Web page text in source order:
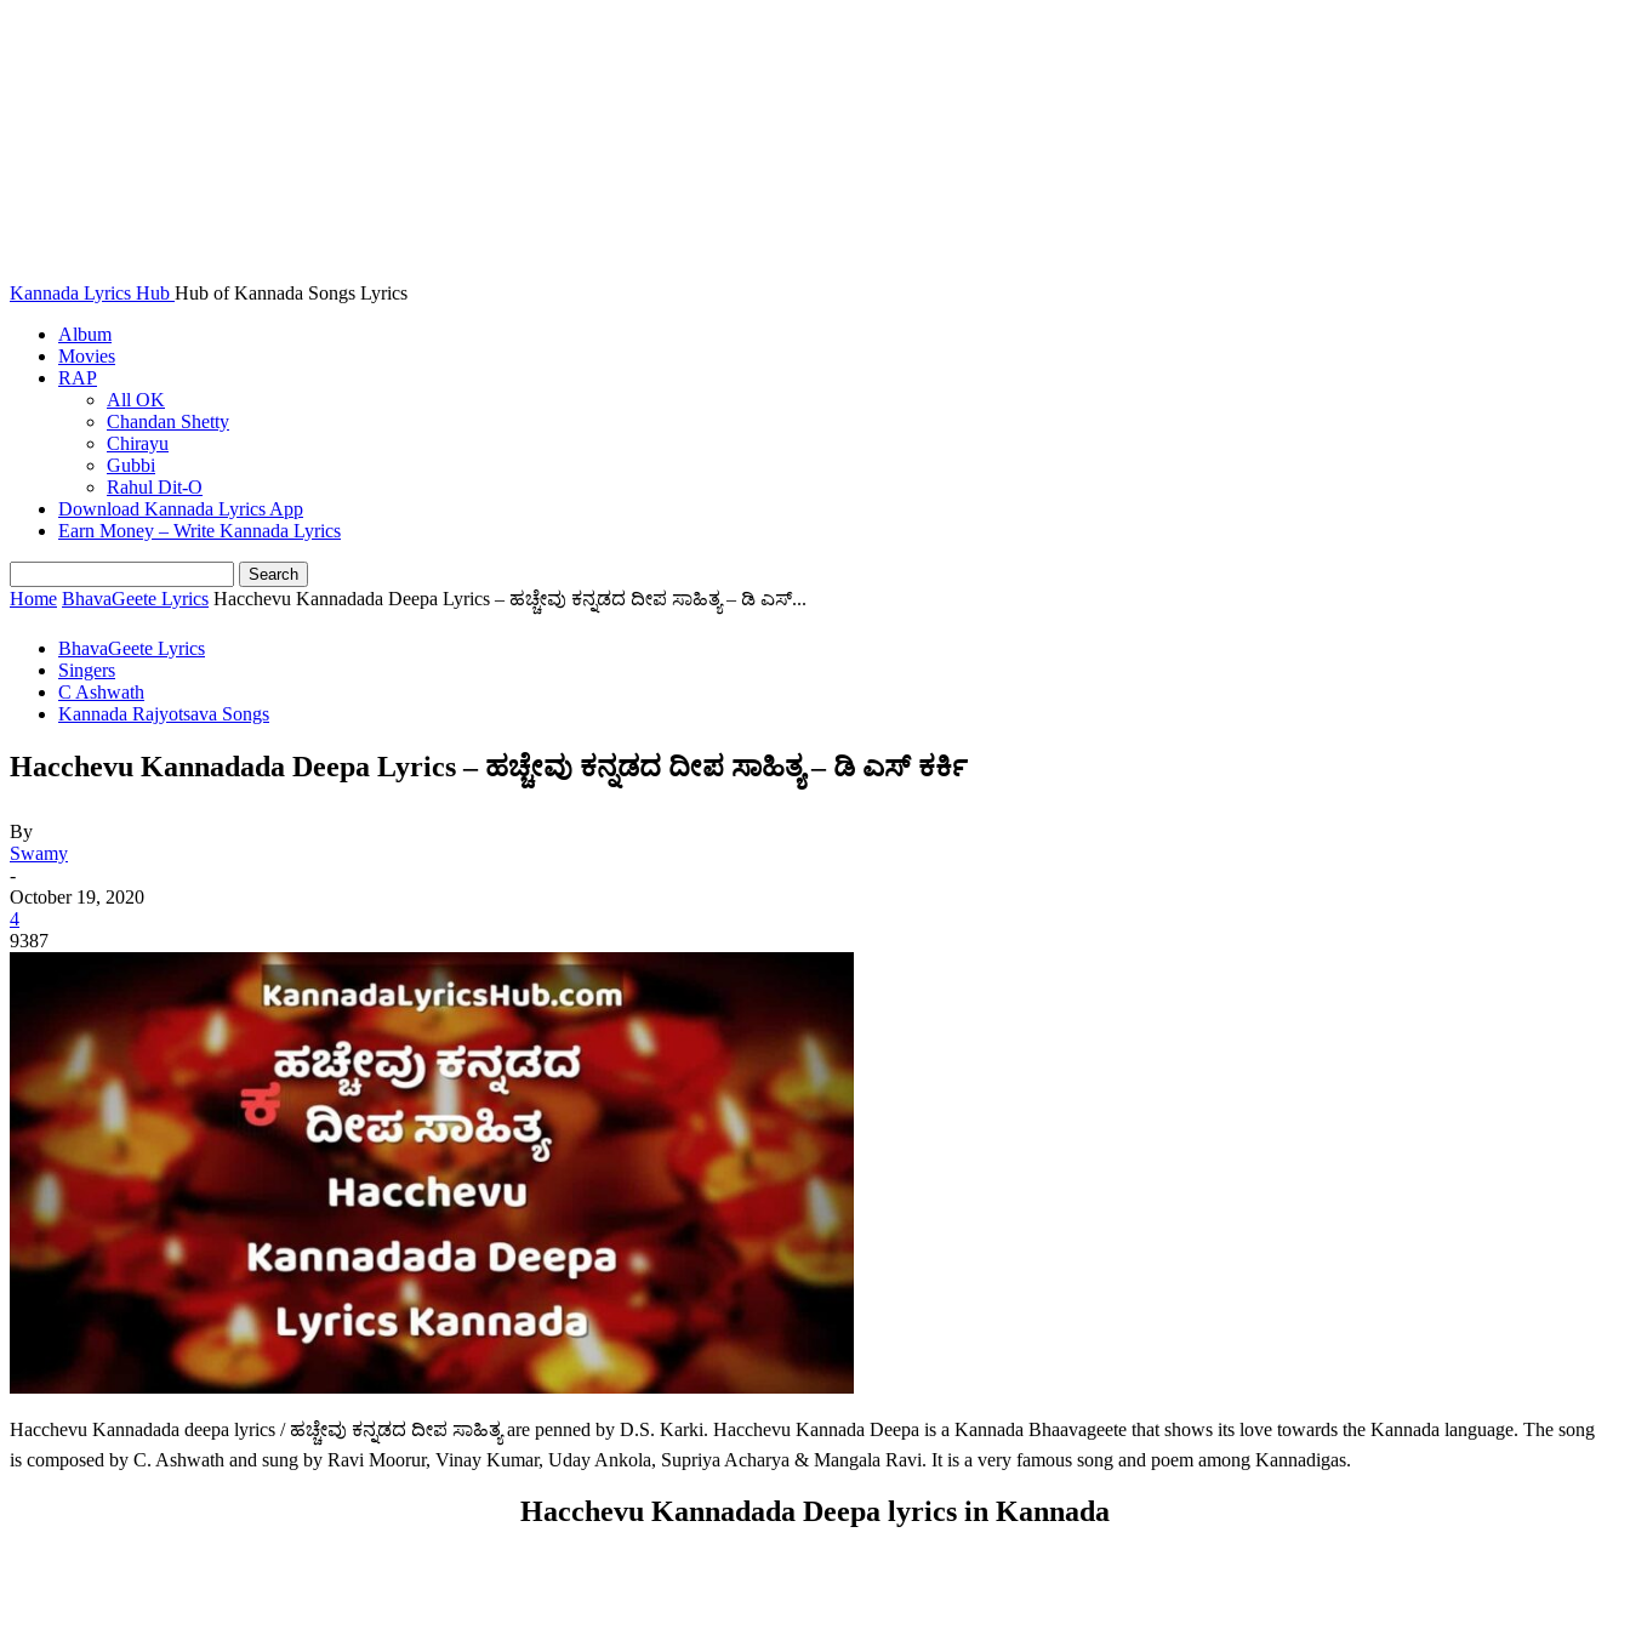
Kannada Lyrics Hub Hub of Kannada Songs Lyrics
Album
Movies
RAP
All OK
Chandan Shetty
Chirayu
Gubbi
Rahul Dit-O
Download Kannada Lyrics App
Earn Money – Write Kannada Lyrics
Home BhavaGeete Lyrics Hacchevu Kannadada Deepa Lyrics – ಹಚ್ಚೇವು ಕನ್ನಡದ ದೀಪ ಸಾಹಿತ್ಯ – ಡಿ ಎಸ್...
BhavaGeete Lyrics
Singers
C Ashwath
Kannada Rajyotsava Songs
Hacchevu Kannadada Deepa Lyrics – ಹಚ್ಚೇವು ಕನ್ನಡದ ದೀಪ ಸಾಹಿತ್ಯ – ಡಿ ಎಸ್ ಕರ್ಕಿ
By
Swamy
-
October 19, 2020
4
9387
Hacchevu Kannadada deepa lyrics / ಹಚ್ಚೇವು ಕನ್ನಡದ ದೀಪ ಸಾಹಿತ್ಯ are penned by D.S. Karki. Hacchevu Kannada Deepa is a Kannada Bhaavageete that shows its love towards the Kannada language. The song
is composed by C. Ashwath and sung by Ravi Moorur, Vinay Kumar, Uday Ankola, Supriya Acharya & Mangala Ravi. It is a very famous song and poem among Kannadigas.
Hacchevu Kannadada Deepa lyrics in Kannada